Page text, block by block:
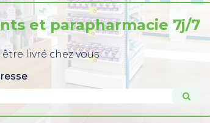
et parapharmacie 7j/7
livré chez vous